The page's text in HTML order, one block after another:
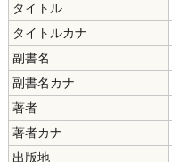
タイトル
タイトルカナ
副書名
副書名カナ
著者
著者カナ
出版地